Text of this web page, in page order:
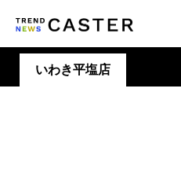
いわき平塩店